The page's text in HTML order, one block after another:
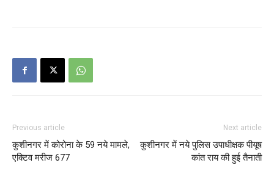
Previous article
कुशीनगर में कोरोना के 59 नये मामले,
एक्टिव मरीज 677
Next article
कुशीनगर में नये पुलिस उपाधीक्षक पीयूष
कांत राय की हुई तैनाती